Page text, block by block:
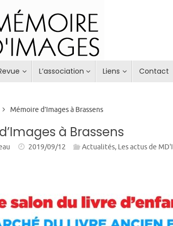
L’association Liens Contact
Mémoire d’Images à Brassens
à Brassens
2019/09/12 Actualités, Les actus de MD'I